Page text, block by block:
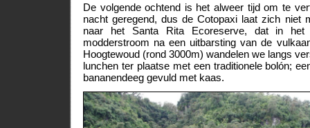
De volgende ochtend is het alweer tijd om te
nacht geregend, dus de Cotopaxi laat zich niet
naar het Santa Rita Ecoreserve, dat in het
modderstroom na een uitbarsting van de
Hoogtewoud (rond 3000m) wandelen we langs
lunchen ter plaatse met een traditionele bolón;
bananendeeg gevuld met kaas.